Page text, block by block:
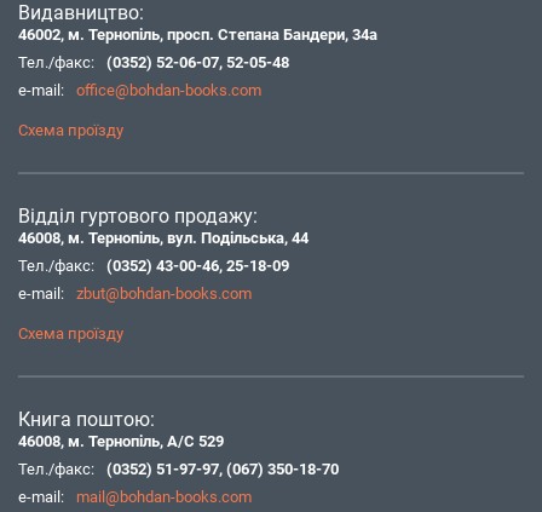
Видавництво:
46002, м. Тернопіль, просп. Степана Бандери, 34а
Тел./факс:
(0352) 52-06-07, 52-05-48
e-mail:
office@bohdan-books.com
Схема проїзду
Відділ гуртового продажу:
46008, м. Тернопіль, вул. Подільська, 44
Тел./факс:
(0352) 43-00-46, 25-18-09
e-mail:
zbut@bohdan-books.com
Схема проїзду
Книга поштою:
46008, м. Тернопіль, А/С 529
Тел./факс:
(0352) 51-97-97, (067) 350-18-70
e-mail:
mail@bohdan-books.com